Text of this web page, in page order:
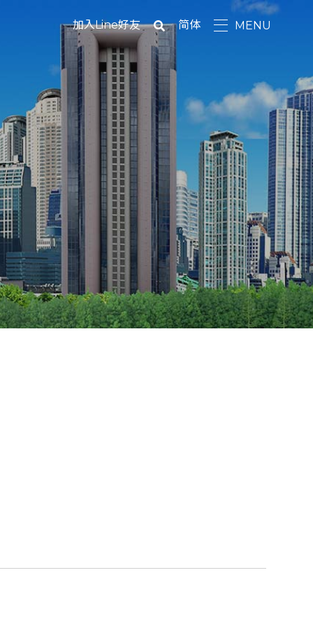
加入Line好友 简体 MENU